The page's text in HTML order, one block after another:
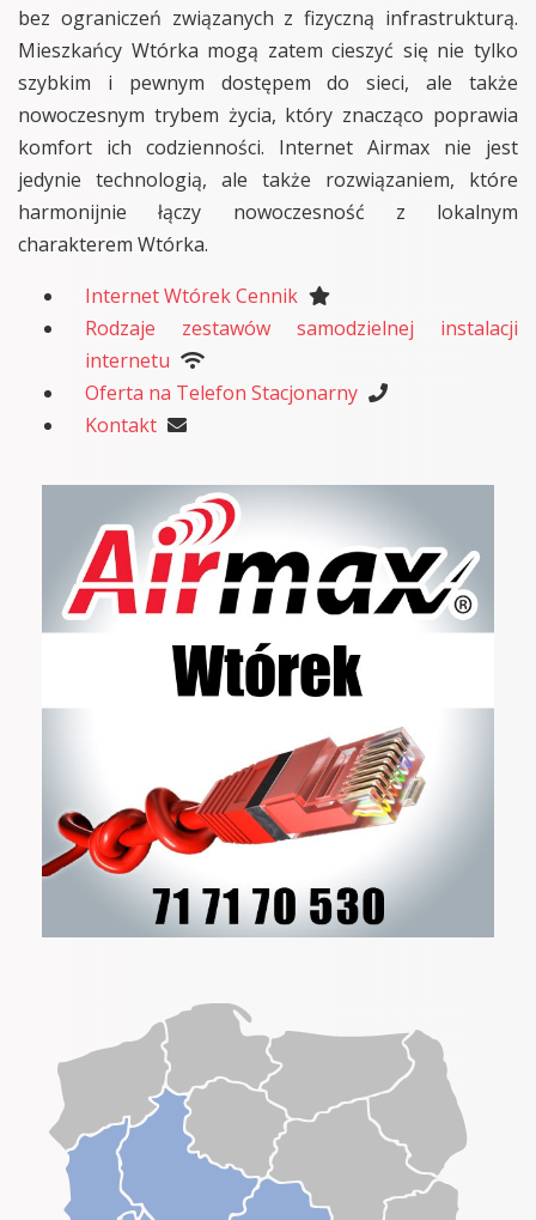
bez ograniczeń związanych z fizyczną infrastrukturą.
Mieszkańcy Wtórka mogą zatem cieszyć się nie tylko
szybkim i pewnym dostępem do sieci, ale także
nowoczesnym trybem życia, który znacząco poprawia
komfort ich codzienności. Internet Airmax nie jest
jedynie technologią, ale także rozwiązaniem, które
harmonijnie łączy nowoczesność z lokalnym
charakterem Wtórka.
Internet Wtórek Cennik
Rodzaje zestawów samodzielnej instalacji
internetu
Oferta na Telefon Stacjonarny
Kontakt